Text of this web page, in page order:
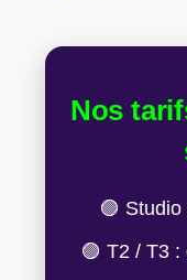
Nos
🟣 Studio
🟣 T2 / T3 :